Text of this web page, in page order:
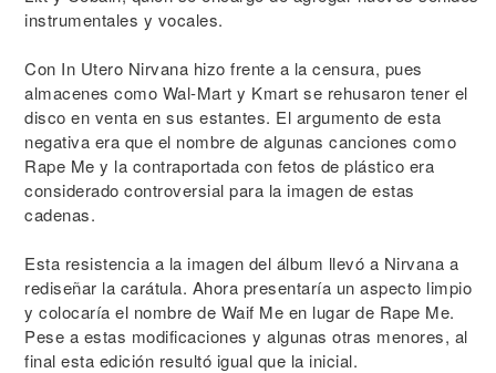
instrumentales y vocales.
Con In Utero Nirvana hizo frente a la censura, pues
almacenes como Wal-Mart y Kmart se rehusaron tener el
disco en venta en sus estantes. El argumento de esta
negativa era que el nombre de algunas canciones como
Rape Me y la contraportada con fetos de plástico era
considerado controversial para la imagen de estas
cadenas.
Esta resistencia a la imagen del álbum llevó a Nirvana a
rediseñar la carátula. Ahora presentaría un aspecto limpio
y colocaría el nombre de Waif Me en lugar de Rape Me.
Pese a estas modificaciones y algunas otras menores, al
final esta edición resultó igual que la inicial.